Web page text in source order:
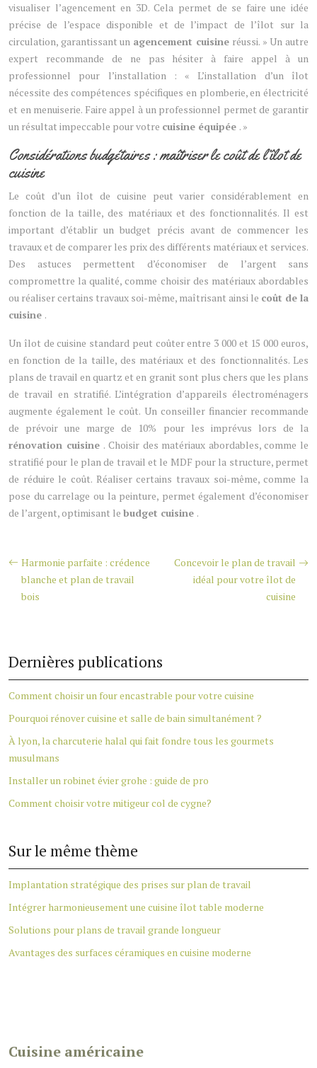
visualiser l’agencement en 3D. Cela permet de se faire une idée
précise de l’espace disponible et de l’impact de l’îlot sur la
circulation, garantissant un agencement cuisine réussi. » Un autre
expert recommande de ne pas hésiter à faire appel à un
professionnel pour l’installation : « L’installation d’un îlot
nécessite des compétences spécifiques en plomberie, en électricité
et en menuiserie. Faire appel à un professionnel permet de garantir
un résultat impeccable pour votre cuisine équipée . »
Considérations budgétaires : maîtriser le coût de l’îlot de
cuisine
Le coût d’un îlot de cuisine peut varier considérablement en
fonction de la taille, des matériaux et des fonctionnalités. Il est
important d’établir un budget précis avant de commencer les
travaux et de comparer les prix des différents matériaux et services.
Des astuces permettent d’économiser de l’argent sans
compromettre la qualité, comme choisir des matériaux abordables
ou réaliser certains travaux soi-même, maîtrisant ainsi le coût de la
cuisine .
Un îlot de cuisine standard peut coûter entre 3 000 et 15 000 euros,
en fonction de la taille, des matériaux et des fonctionnalités. Les
plans de travail en quartz et en granit sont plus chers que les plans
de travail en stratifié. L’intégration d’appareils électroménagers
augmente également le coût. Un conseiller financier recommande
de prévoir une marge de 10% pour les imprévus lors de la
rénovation cuisine . Choisir des matériaux abordables, comme le
stratifié pour le plan de travail et le MDF pour la structure, permet
de réduire le coût. Réaliser certains travaux soi-même, comme la
pose du carrelage ou la peinture, permet également d’économiser
de l’argent, optimisant le budget cuisine .
Harmonie parfaite : crédence
blanche et plan de travail
bois
Concevoir le plan de travail
idéal pour votre îlot de
cuisine
Dernières publications
Comment choisir un four encastrable pour votre cuisine
Pourquoi rénover cuisine et salle de bain simultanément ?
À lyon, la charcuterie halal qui fait fondre tous les gourmets
musulmans
Installer un robinet évier grohe : guide de pro
Comment choisir votre mitigeur col de cygne?
Sur le même thème
Implantation stratégique des prises sur plan de travail
Intégrer harmonieusement une cuisine îlot table moderne
Solutions pour plans de travail grande longueur
Avantages des surfaces céramiques en cuisine moderne
Cuisine américaine